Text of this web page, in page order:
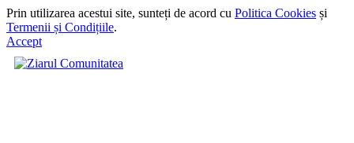
Prin utilizarea acestui site, sunteți de acord cu Politica Cookies și
Termenii și Condițiile.
Accept